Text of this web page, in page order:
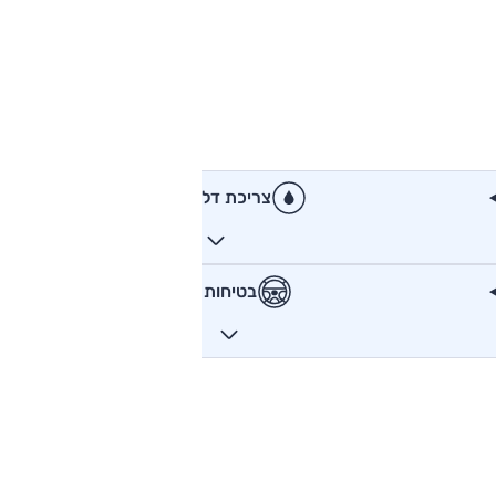
צריכת דלק
בטיחות